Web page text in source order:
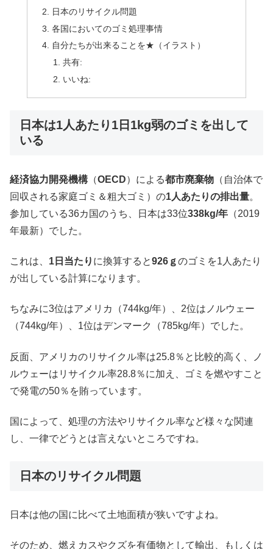
日本のリサイクル問題
各国においてのゴミ処理事情
自分たちが出来ることを★（イラスト）
共有:
いいね:
日本は1人あたり1日1kg弱のゴミを出して
いる
経済協力開発機構 （OECD）による都市廃棄物 （自治体で
回収される家庭ゴミ＆粗大ゴミ）の1人あたりの排出量。
参加している36カ国のうち、日本は33位338kg/年 （2019
年最新）でした。
これは、 1日当たり に換算すると926ｇのゴミを1人あたり
が出している計算になります。
ちなみに3位はアメリカ（744kg/年）、2位はノルウェー
（744kg/年）、1位はデンマーク（785kg/年）でした。
反面、アメリカのリサイクル率は25.8％と比較的高く、ノ
ルウェーはリサイクル率28.8％に加え、ゴミを燃やすこと
で発電の50％を賄っています。
国によって、処理の方法やリサイクル率など様々な関連
し、一律でどうとは言えないところですね。
日本のリサイクル問題
日本は他の国に比べて土地面積が狭いですよね。
そのため、燃えカスやクズを有価物として輸出、もしくは